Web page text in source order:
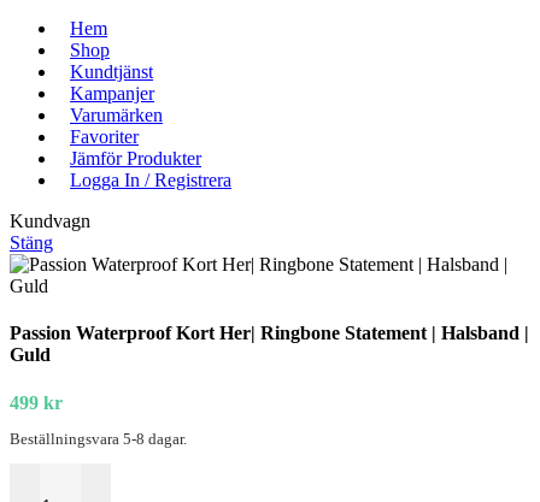
Hem
Shop
Kundtjänst
Kampanjer
Varumärken
Favoriter
Jämför Produkter
Logga In / Registrera
Kundvagn
Stäng
Passion Waterproof Kort Her| Ringbone Statement | Halsband |
Guld
499 kr
Beställningsvara 5-8 dagar.